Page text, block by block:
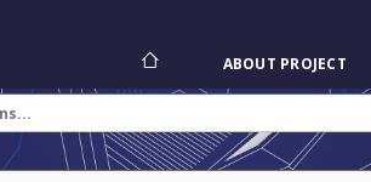
ABOUT PROJECT